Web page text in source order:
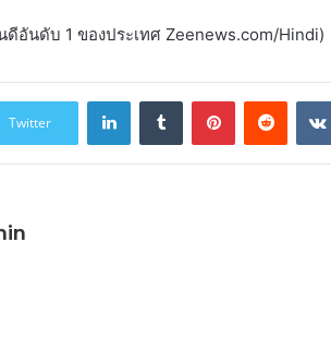
อันดับ 1 ของประเทศ Zeenews.com/Hindi)
Twitter
LinkedInTumblr PinterestReddit